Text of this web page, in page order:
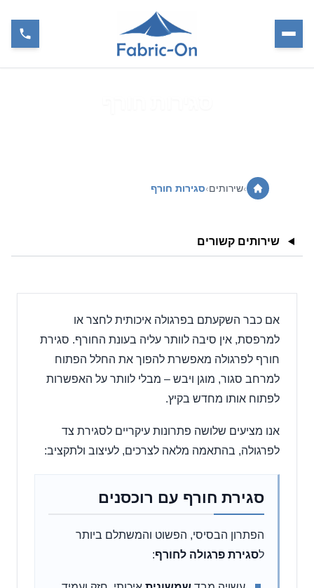
›שירותים›סגירות חורף
שירותים קשורים
אם כבר השקעתם בפרגולה איכותית לחצר או
למרפסת, אין סיבה לוותר עליה בעונת החורף. סגירת
חורף לפרגולה מאפשרת להפוך את החלל הפתוח
למרחב סגור, מוגן ויבש – מבלי לוותר על האפשרות
לפתוח אותו מחדש בקיץ.
אנו מציעים שלושה פתרונות עיקריים לסגירת צד
לפרגולה, בהתאמה מלאה לצרכים, לעיצוב ולתקציב:
סגירת חורף עם רוכסנים
הפתרון הבסיסי, הפשוט והמשתלם ביותר
לסגירת פרגולה לחורף: